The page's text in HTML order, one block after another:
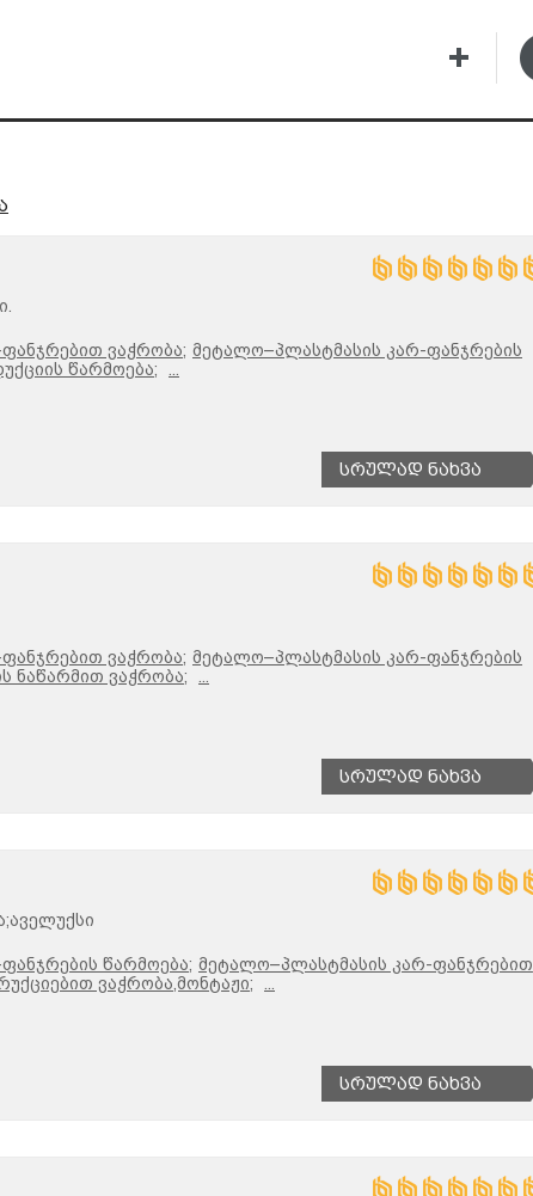
ვაჭრობა; მეტალო–პლასტმასის კარ-ფანჯრების
წარმოება;
Სრულად Ნახვა
ვაჭრობა; მეტალო–პლასტმასის კარ-ფანჯრების
ნაწარმით ვაჭრობა;
Სრულად Ნახვა
წარმოება; მეტალო–პლასტმასის კარ-ფანჯრებით
ვაჭრობა,მონტაჟი;
Სრულად Ნახვა